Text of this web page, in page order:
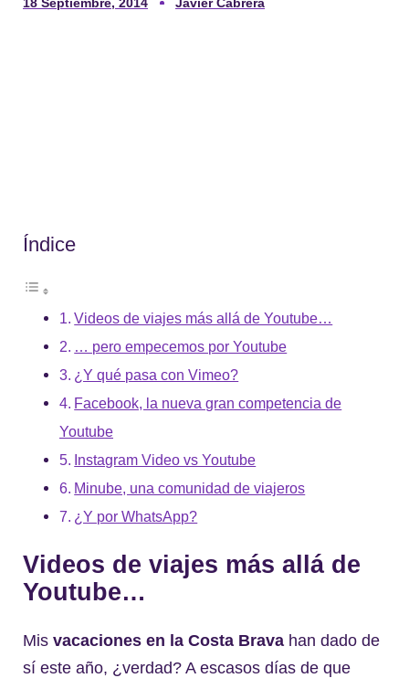
Índice
Videos de viajes más allá de Youtube…
… pero empecemos por Youtube
¿Y qué pasa con Vimeo?
Facebook, la nueva gran competencia de
Youtube
Instagram Video vs Youtube
Minube, una comunidad de viajeros
¿Y por WhatsApp?
Videos de viajes más allá de
Youtube…
Mis vacaciones en la Costa Brava han dado de
sí este año, ¿verdad? A escasos días de que